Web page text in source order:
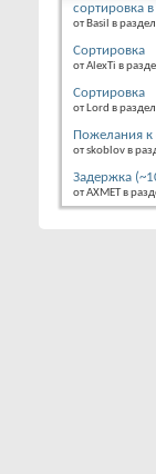
сортировка
от Basil в
Сортировка
от AlexTi в
Сортировка
от Lord в
Пожелания к
от skoblov в
Задержка
от AXMET в